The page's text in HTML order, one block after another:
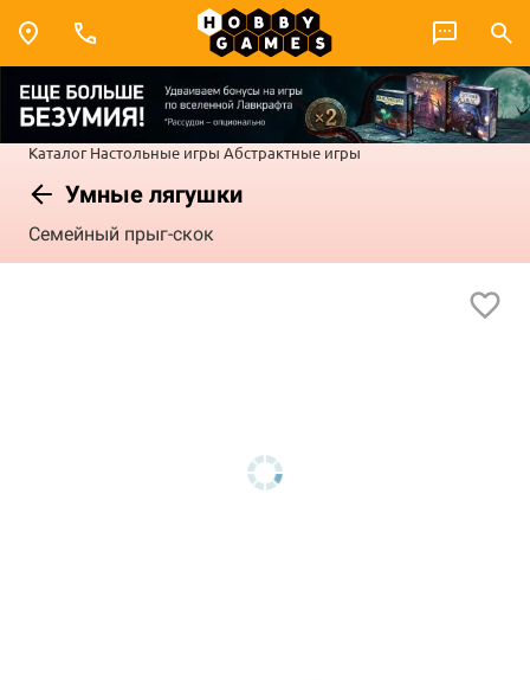
Каталог Настольные игры Абстрактные игры
Умные лягушки
Семейный прыг-скок